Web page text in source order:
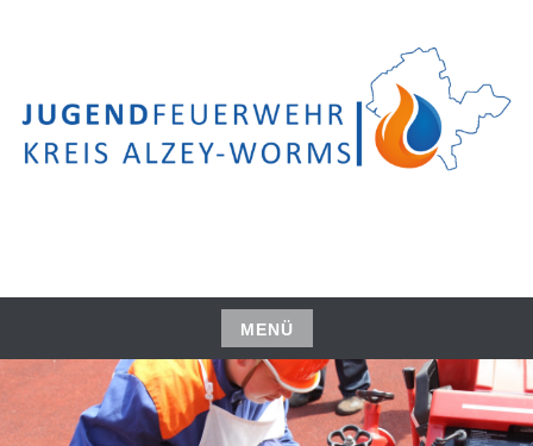
KJF ALZEY-WORMS
MENÜ
Zum
springen